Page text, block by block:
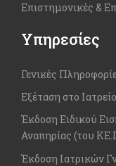
Επιστημονικές &
Υπηρεσίες
Γενικές
Εξέταση στο Ιατρείο
Έκδοση Ειδικού
Αναπηρίας (του
Έκδοση Ιατρικών